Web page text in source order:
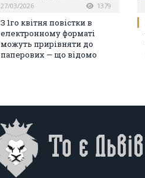
27/03/2026 1379
З 1го квітня повістки в
електронному форматі
можуть прирівняти до
паперових — що відомо